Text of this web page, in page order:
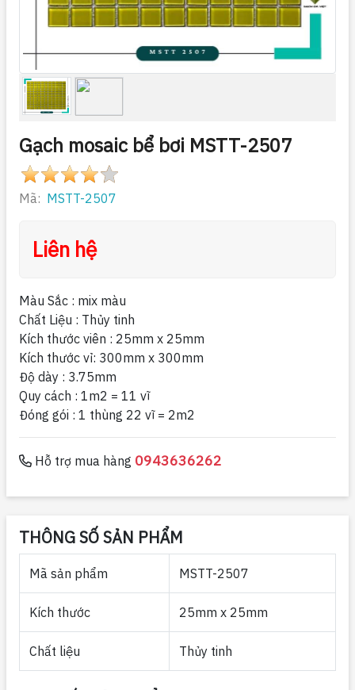
Gạch mosaic bể bơi MSTT-2507
Mã: MSTT-2507
Liên hệ
Màu Sắc : mix màu
Chất Liệu : Thủy tinh
Kích thước viên : 25mm x 25mm
Kích thước vỉ: 300mm x 300mm
Độ dày : 3.75mm
Quy cách : 1m2 = 11 vĩ
Đóng gói : 1 thùng 22 vĩ = 2m2
Hỗ trợ mua hàng 0943636262
THÔNG SỐ SẢN PHẨM
Mã sản phẩm MSTT-2507
Kích thước 25mm x 25mm
Chất liệu Thủy tinh